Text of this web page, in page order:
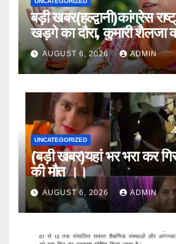
बड़ी खबर(हल्द्वानी)कांग्रेस
खड़गे का दौरा, कुमारी शैलजा
।।AUGUST 6, 2026 ADMIN
UNCATEGORIZED
(बड़ी खबर)यहां भर भरा कर
की मौत ।।
AUGUST 6, 2026 ADMIN